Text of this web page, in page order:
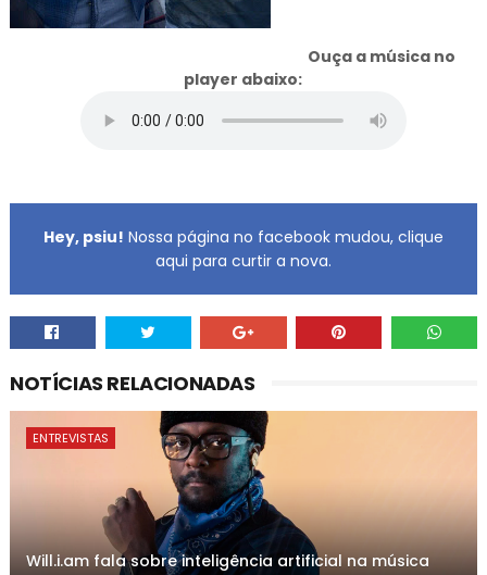
Ouça a música no
player abaixo:
Hey, psiu! Nossa página no facebook mudou, clique
aqui para curtir a nova.
NOTÍCIAS RELACIONADAS
ENTREVISTAS
Will.i.am fala sobre inteligência artificial na música